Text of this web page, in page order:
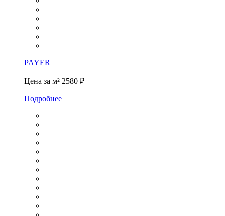
PAYER
Цена за м² 2580 ₽
Подробнее